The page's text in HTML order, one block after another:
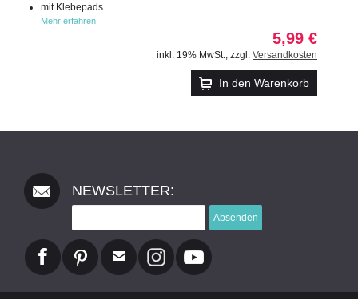
mit Klebepads
Mehr erfahren
5,99 €
inkl. 19% MwSt. zzgl. Versandkosten
In den Warenkorb
NEWSLETTER:
Absenden